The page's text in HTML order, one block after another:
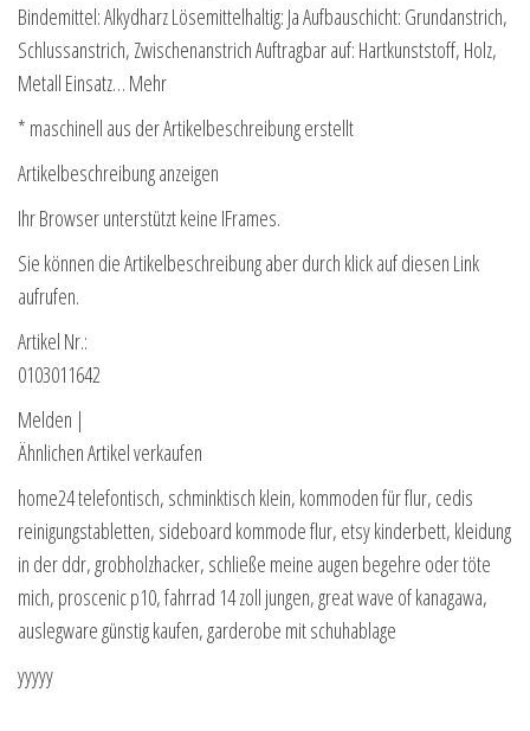
Bindemittel: Alkydharz Lösemittelhaltig: Ja Aufbauschicht: Grundanstrich,
Schlussanstrich, Zwischenanstrich Auftragbar auf: Hartkunststoff, Holz,
Metall Einsatz… Mehr
* maschinell aus der Artikelbeschreibung erstellt
Artikelbeschreibung anzeigen
Ihr Browser unterstützt keine IFrames.
Sie können die Artikelbeschreibung aber durch klick auf diesen Link
aufrufen.
Artikel Nr.:
0103011642
Melden |
Ähnlichen Artikel verkaufen
home24 telefontisch, schminktisch klein, kommoden für flur, cedis
reinigungstabletten, sideboard kommode flur, etsy kinderbett, kleidung
in der ddr, grobholzhacker, schließe meine augen begehre oder töte
mich, proscenic p10, fahrrad 14 zoll jungen, great wave of kanagawa,
auslegware günstig kaufen, garderobe mit schuhablage
yyyyy